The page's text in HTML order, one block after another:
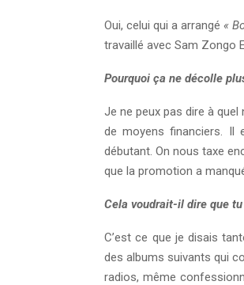
Oui, celui qui a arrangé «
travaillé avec Sam Zongo
Pourquoi ça ne décolle
Je ne peux pas dire à quel
de moyens financiers. Il
débutant. On nous taxe
que la promotion a
Cela voudrait-il dire que
C’est ce que je disais
des albums suivants qui
radios, même